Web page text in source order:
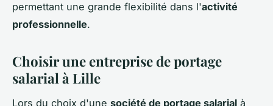
permettant une grande flexibilité dans l'activité
professionnelle.
Choisir une entreprise de portage
salarial à Lille
Lors du choix d'une société de portage salarial à